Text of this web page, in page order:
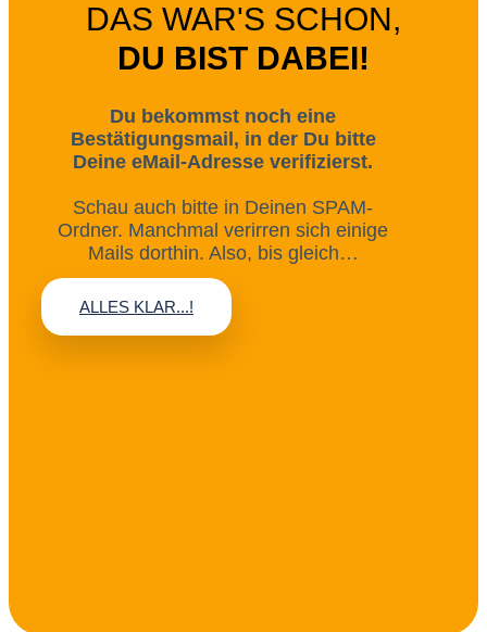
DAS WAR'S SCHON,
DU BIST DABEI!
Du bekommst noch eine
Bestätigungsmail, in der Du bitte
Deine eMail-Adresse verifizierst.
Schau auch bitte in Deinen SPAM-
Ordner. Manchmal verirren sich einige
Mails dorthin. Also, bis gleich…
ALLES KLAR...!